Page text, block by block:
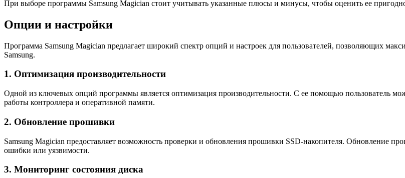
При выборе программы Samsung Magician стоит учитывать указанные плюсы и минусы, чтобы оценить ее
Опции и настройки
Программа Samsung Magician предлагает широкий спектр опций и настроек для пользователей, позволяющих
Samsung.
1. Оптимизация производительности
Одной из ключевых опций программы является оптимизация производительности. С ее помощью пользователь
работы контроллера и оперативной памяти.
2. Обновление прошивки
Samsung Magician предоставляет возможность проверки и обновления прошивки SSD-накопителя. Обновление
ошибки или уязвимости.
3. Мониторинг состояния диска